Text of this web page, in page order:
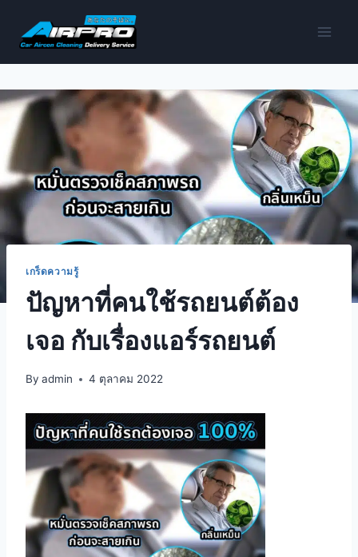
เกร็ดความรู้
ปัญหาที่คนใช้รถยนต์ต้อง
เจอ กับเรื่องแอร์รถยนต์
By admin 4 ตุลาคม 2022